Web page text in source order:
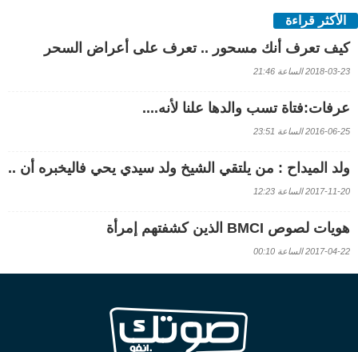
الأكثر قراءة
كيف تعرف أنك مسحور .. تعرف على أعراض السحر
2018-03-23 الساعة 21:46
عرفات:فتاة تسب والدها علنا لأنه....
2016-06-25 الساعة 23:51
ولد الميداح : من يلتقي الشيخ ولد سيدي يحي فاليخبره أن ..
2017-11-20 الساعة 12:23
هويات لصوص BMCI الذين كشفتهم إمرأة
2017-04-22 الساعة 00:10